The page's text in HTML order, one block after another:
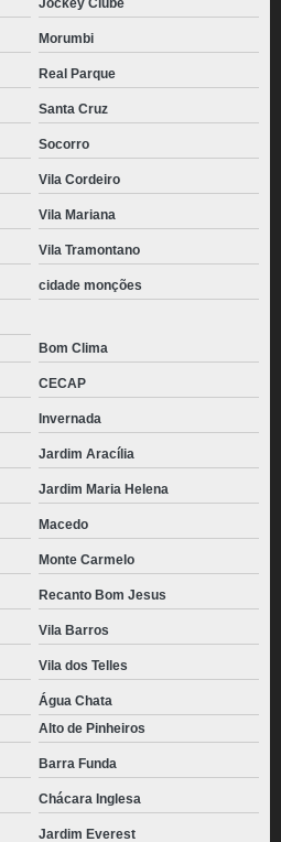
Jockey Clube
Morumbi
Real Parque
Santa Cruz
Socorro
Vila Cordeiro
Vila Mariana
Vila Tramontano
cidade monções
Bom Clima
CECAP
Invernada
Jardim Aracília
Jardim Maria Helena
Macedo
Monte Carmelo
Recanto Bom Jesus
Vila Barros
Vila dos Telles
Água Chata
Alto de Pinheiros
Barra Funda
Chácara Inglesa
Jardim Everest